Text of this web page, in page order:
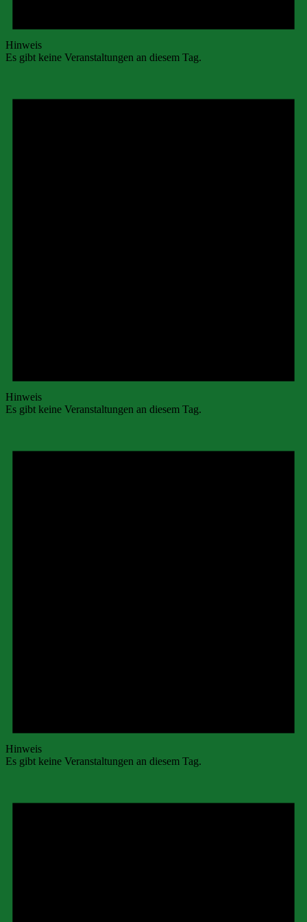
Hinweis
Es gibt keine Veranstaltungen an diesem Tag.
Hinweis
Es gibt keine Veranstaltungen an diesem Tag.
Hinweis
Es gibt keine Veranstaltungen an diesem Tag.